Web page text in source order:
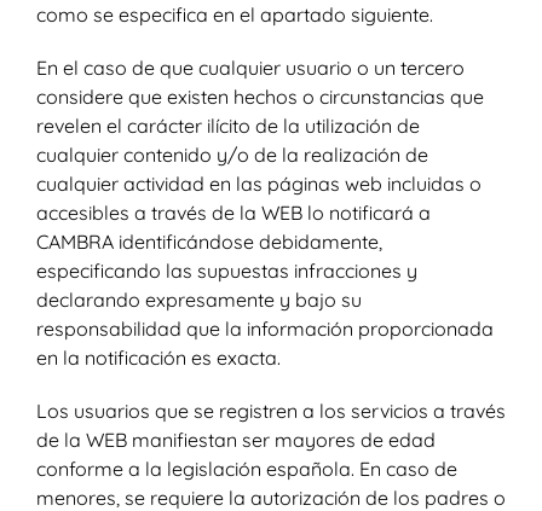
como se especifica en el apartado siguiente.
En el caso de que cualquier usuario o un tercero
considere que existen hechos o circunstancias que
revelen el carácter ilícito de la utilización de
cualquier contenido y/o de la realización de
cualquier actividad en las páginas web incluidas o
accesibles a través de la WEB lo notificará a
CAMBRA identificándose debidamente,
especificando las supuestas infracciones y
declarando expresamente y bajo su
responsabilidad que la información proporcionada
en la notificación es exacta.
Los usuarios que se registren a los servicios a través
de la WEB manifiestan ser mayores de edad
conforme a la legislación española. En caso de
menores, se requiere la autorización de los padres o